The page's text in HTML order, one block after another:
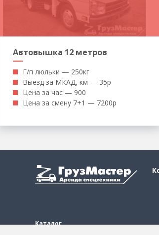
Автовышка 12 метров
Г/п люльки — 250кг
Выезд за МКАД, км — 35р
Цена за час — 900
Цена за смену 7+1 — 7200р
Каталог